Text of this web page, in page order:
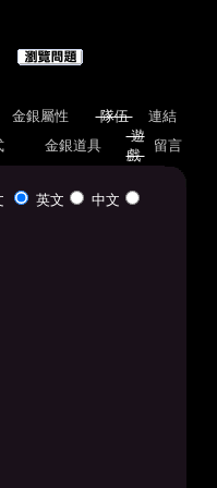
金銀屬性 隊伍
連結
金銀道具
遊
戲
留言
英文 中文